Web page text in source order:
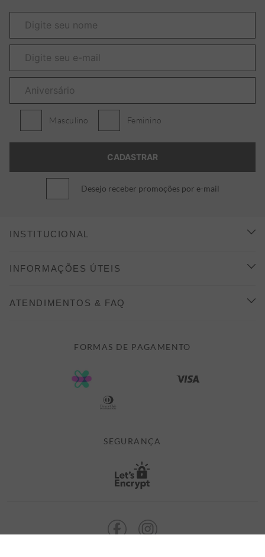
Masculino Feminino
Desejo receber promoções por e-mail
INSTITUCIONAL
CONHEÇA A ALEATORY
INFORMAÇÕES ÚTEIS
FORMAS DE PAGAMENTO
POLÍTICA DE PRIVACIDADE
ATENDIMENTOS & FAQ
ATENDIMENTO@ALEATORYSTORE.COM.BR
FORMAS DE PAGAMENTO
SEGURANÇA